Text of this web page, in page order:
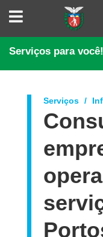
CONSELHO
ESTADUAL
GOVERNANÇA
E
DA
Serviços para você!
Serviços